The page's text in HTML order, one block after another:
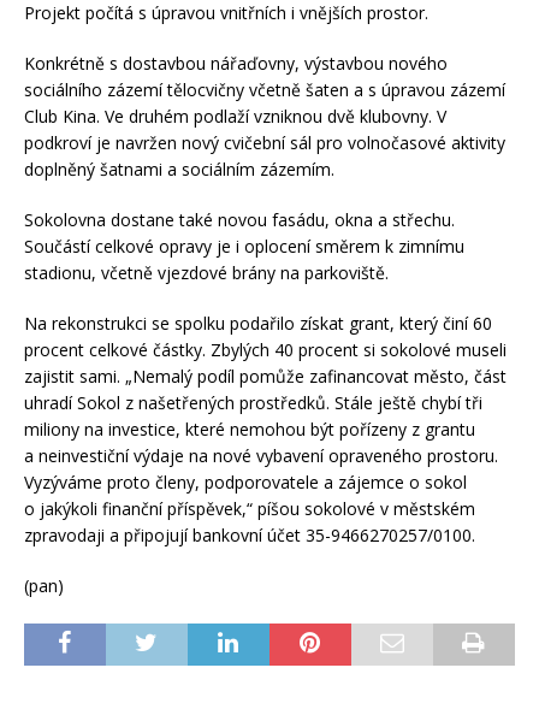
Projekt počítá s úpravou vnitřních i vnějších prostor.
Konkrétně s dostavbou nářaďovny, výstavbou nového
sociálního zázemí tělocvičny včetně šaten a s úpravou zázemí
Club Kina. Ve druhém podlaží vzniknou dvě klubovny. V
podkroví je navržen nový cvičební sál pro volnočasové aktivity
doplněný šatnami a sociálním zázemím.
Sokolovna dostane také novou fasádu, okna a střechu.
Součástí celkové opravy je i oplocení směrem k zimnímu
stadionu, včetně vjezdové brány na parkoviště.
Na rekonstrukci se spolku podařilo získat grant, který činí 60
procent celkové částky. Zbylých 40 procent si sokolové museli
zajistit sami. „Nemalý podíl pomůže zafinancovat město, část
uhradí Sokol z našetřených prostředků. Stále ještě chybí tři
miliony na investice, které nemohou být pořízeny z grantu
a neinvestiční výdaje na nové vybavení opraveného prostoru.
Vyzýváme proto členy, podporovatele a zájemce o sokol
o jakýkoli finanční příspěvek,“ píšou sokolové v městském
zpravodaji a připojují bankovní účet 35-9466270257/0100.
(pan)